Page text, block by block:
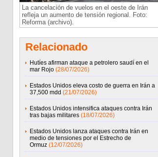
La cancelación de vuelos en el oeste de Irán
refleja un aumento de tensión regional. Foto:
Reforma (archivo).
Relacionado
Hutíes afirman ataque a petrolero saudí en el
mar Rojo (28/07/2026)
Estados Unidos eleva costo de guerra en Irán a
37,500 mdd (21/07/2026)
Estados Unidos intensifica ataques contra Irán
tras bajas militares (18/07/2026)
Estados Unidos lanza ataques contra Irán en
medio de tensiones por el Estrecho de
Ormuz (12/07/2026)